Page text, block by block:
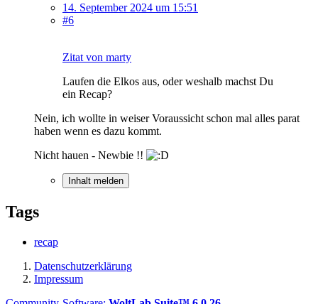
14. September 2024 um 15:51
#6
Zitat von marty
Laufen die Elkos aus, oder weshalb machst Du
ein Recap?
Nein, ich wollte in weiser Voraussicht schon mal alles parat
haben wenn es dazu kommt.
Nicht hauen - Newbie !!
Inhalt melden
Tags
recap
Datenschutzerklärung
Impressum